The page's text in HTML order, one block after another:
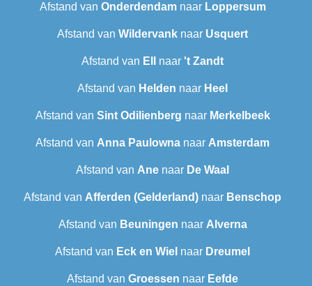
Afstand van Onderdendamnaar Loppersum
Afstand van Wildervank naar Usquert
Afstand van Ell naar 't Zandt
Afstand van Helden naar Heel
Afstand van Sint Odilienberg naar Merkelbeek
Afstand van Anna Paulowna naar Amsterdam
Afstand van Ane naar De Waal
Afstand van Afferden (Gelderland) naar Benschop
Afstand van Beuningen naar Alverna
Afstand van Eck en Wiel naar Dreumel
Afstand van Groessen naar Eefde